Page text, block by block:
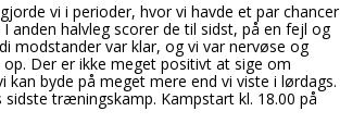
vi i perioder, hvor vi havde et par chancer
halvleg scorer de til sidst, på en fejl og
modstander var klar, og vi var nervøse og
Der er ikke meget positivt at sige om
byde på meget mere end vi viste i lørdags.
træningskamp. Kampstart kl. 18.00 på